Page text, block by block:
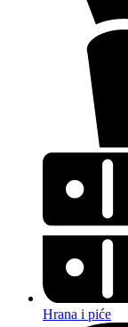
Hrana i piće